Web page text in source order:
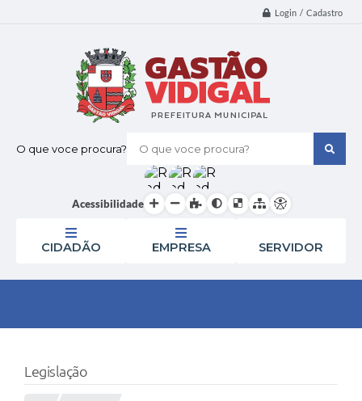
Login / Cadastro
O que voce procura?
Acessibilidade
CIDADÃO EMPRESA SERVIDOR
Legislação